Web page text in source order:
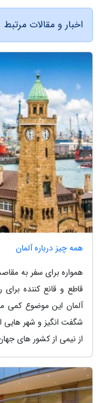
اخبار و مقالات مرتبط
همه چیز درباره آلمان
همواره برای سفر به
قاطع و قانع کننده
آلمان این موضوع کمی
شگفت انگیز و شهر هایی
از نیمی از کشور های